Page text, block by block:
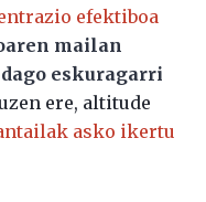
efektiboa
mailan
eskuragarri
ere, altitude
asko ikertu